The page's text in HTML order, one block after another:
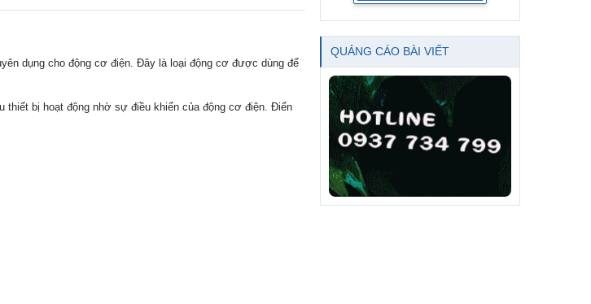
dụng cho động cơ điện. Đây là loại động cơ được dùng để
bị hoạt động nhờ sự điều khiển của động cơ điện. Điển
QUẢNG CÁO BÀI VIẾT